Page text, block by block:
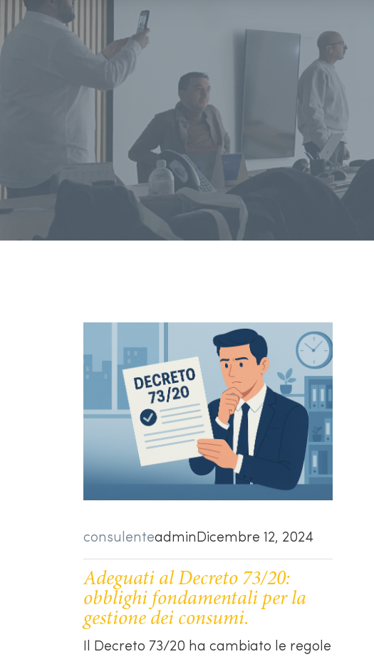
consulenteadminDicembre 12, 2024
Adeguati al Decreto 73/20:
obblighi fondamentali per la
gestione dei consumi.
Il Decreto 73/20 ha cambiato le regole